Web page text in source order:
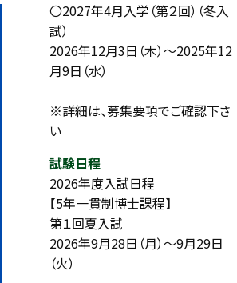
〇2027年4月入学（第２回）（冬入
試）
2026年12月3日（木）～2025年12
月9日（水）
※詳細は、募集要項でご確認下さ
い
試験日程
2026年度入試日程
【5年一貫制博士課程】
第１回夏入試
2026年9月28日（月）～9月29日
（火）